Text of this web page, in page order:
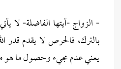
- الزواج -أيتها الفاضلة- لا
بالترك، فالحرص لا يقدم قدر
يعني عدم مجيء وحصول ما هو